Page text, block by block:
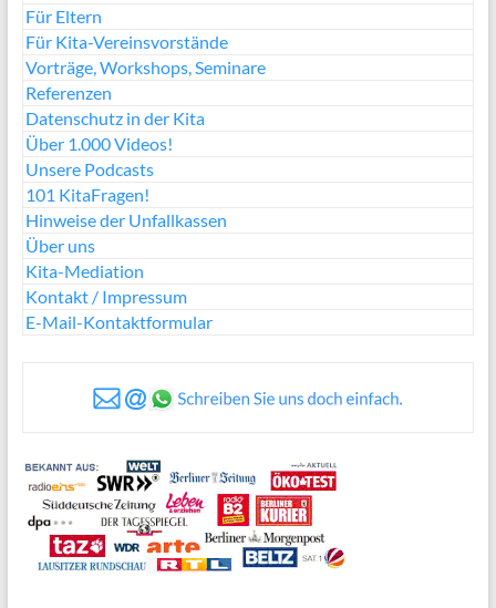
Für Eltern
Für Kita-Vereinsvorstände
Vorträge, Workshops, Seminare
Referenzen
Datenschutz in der Kita
Über 1.000 Videos!
Unsere Podcasts
101 KitaFragen!
Hinweise der Unfallkassen
Über uns
Kita-Mediation
Kontakt / Impressum
E-Mail-Kontaktformular